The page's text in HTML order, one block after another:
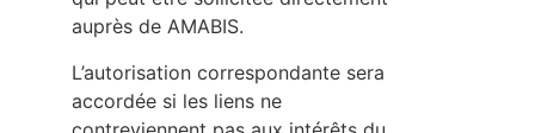
auprès de AMABIS.
L’autorisation correspondante sera
accordée si les liens ne